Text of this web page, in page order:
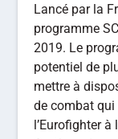
Lancé par la
programme
2019. Le
potentiel de
mettre à
de combat
l’Eurofighter